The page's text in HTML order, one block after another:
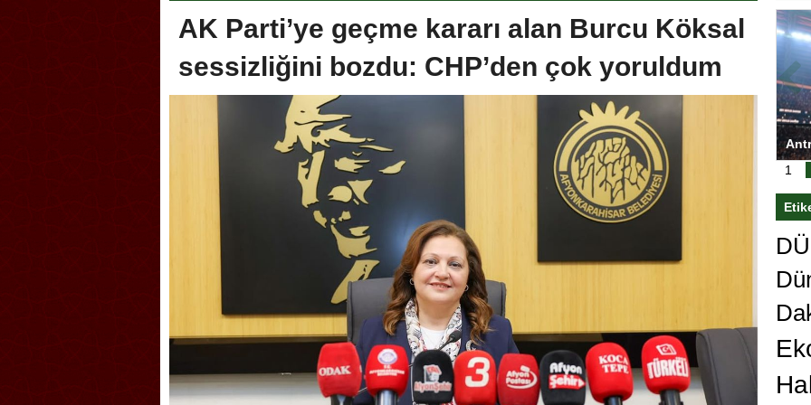
AK Parti’ye geçme kararı alan Burcu Köksal
sessizliğini bozdu: CHP’den çok yoruldum
Askerlik şakası Dünya Kupası’nı
karıştırdı! Güney Kore’den sert karar
Antrenörlüğe ”Hayır” diyen Mertens,
Galatasaray’dan bakın ne istedi
1